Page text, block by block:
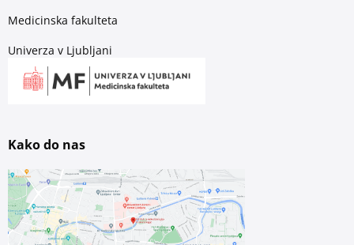
Medicinska fakulteta
Univerza v Ljubljani
Kako do nas